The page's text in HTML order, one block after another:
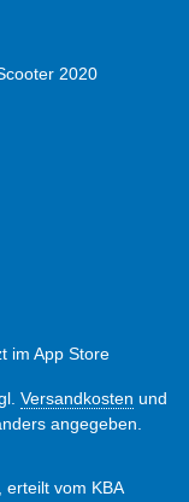
Versandkosten und
angegeben.
erteilt vom KBA